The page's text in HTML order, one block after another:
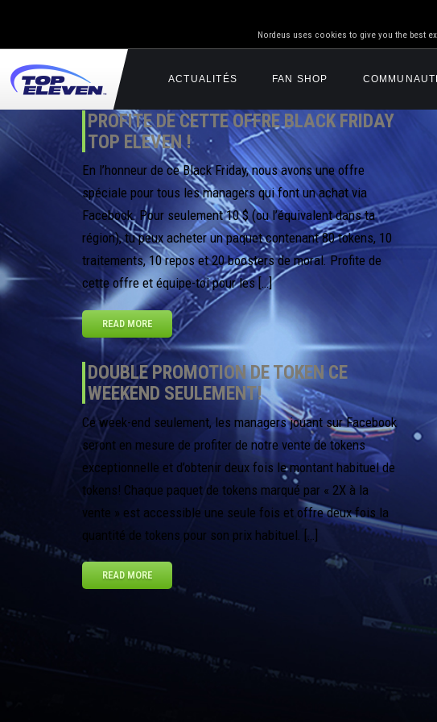
Nordeus uses cookies to give you the best
ACTUALITÉS FAN SHOP
PROFITE DE CETTE OFFRE BLACK FRIDAY
TOP ELEVEN !
En l’honneur de ce Black Friday, nous avons une offre
spéciale pour tous les managers qui font un achat via
Facebook. Pour seulement 10 $ (ou l’équivalent dans ta
région), tu peux acheter un paquet contenant 80 tokens, 10
traitements, 10 repos et 20 boosters de moral. Profite de
cette offre et équipe-toi pour les […]
READ MORE
DOUBLE PROMOTION DE TOKEN CE
WEEKEND SEULEMENT!
Ce week-end seulement, les managers jouant sur Facebook
seront en mesure de profiter de notre vente de tokens
exceptionnelle et d’obtenir deux fois le montant habituel de
tokens! Chaque paquet de tokens marqué par « 2X à la
vente » est accessible une seule fois et offre deux fois la
quantité de tokens pour son prix habituel. […]
READ MORE